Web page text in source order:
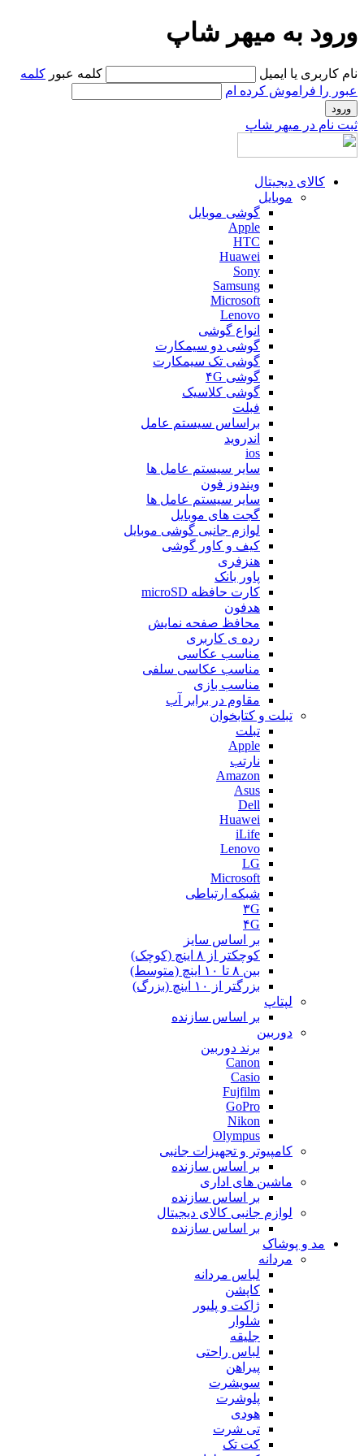
ورود به میهر شاپ
نام کاربری یا ایمیل کلمه عبور کلمه
عبور را فراموش کرده ام
ثبت نام در میهر شاپ
کالای دیجیتال
موبایل
گوشی موبایل
Apple
HTC
Huawei
Sony
Samsung
Microsoft
Lenovo
انواع گوشی
گوشی دو سیمکارت
گوشی تک سیمکارت
گوشی ۴G
گوشی کلاسیک
فبلت
براساس سیستم عامل
اندروید
ios
سایر سیستم عامل ها
ویندوز فون
سایر سیستم عامل ها
گجت های موبایل
لوازم جانبی گوشی موبایل
کیف و کاور گوشی
هنزفری
پاور بانک
کارت حافظه microSD
هدفون
محافظ صفحه نمایش
رده ی کاربری
مناسب عکاسی
مناسب عکاسی سلفی
مناسب بازی
مقاوم در برابر آب
تبلت و کتابخوان
تبلت
Apple
نارتب
Amazon
Asus
Dell
Huawei
iLife
Lenovo
LG
Microsoft
شبکه ارتباطی
۳G
۴G
بر اساس سایز
کوچکتر از ۸ اینچ (کوچک)
بین ۸ تا ۱۰ اینچ (متوسط)
بزرگتر از ۱۰ اینچ (بزرگ)
لپتاپ
بر اساس سازنده
دوربین
برند دوربین
Canon
Casio
Fujfilm
GoPro
Nikon
Olympus
کامپیوتر و تجهیزات جانبی
بر اساس سازنده
ماشین های اداری
بر اساس سازنده
لوازم جانبی کالای دیجیتال
بر اساس سازنده
مد و پوشاک
مردانه
لباس مردانه
کاپشن
ژاکت و پلیور
شلوار
جلیقه
لباس راحتی
پیراهن
سویشرت
پلوشرت
هودی
تی شرت
کت تک